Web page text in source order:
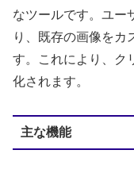
なツールです。ユー
り、既存の画像をカ
す。これにより、ク
化されます。
主な機能